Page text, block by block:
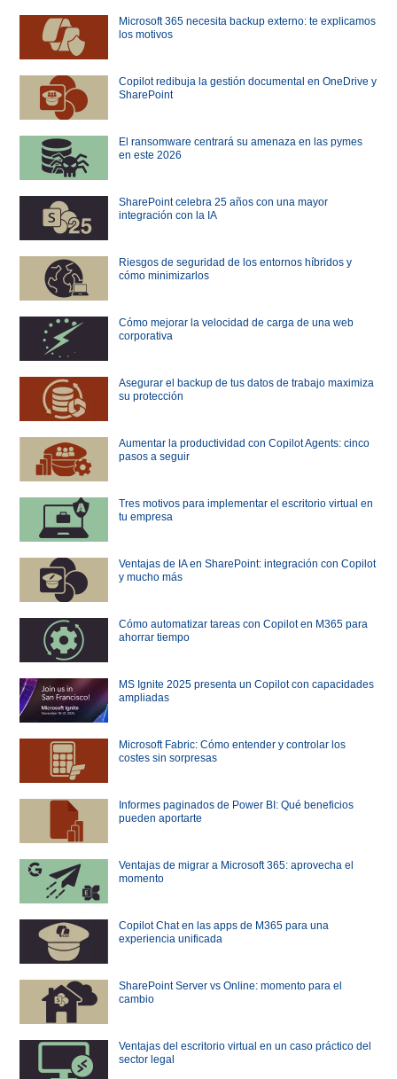
Microsoft 365 necesita backup externo: te explicamos
los motivos
Copilot redibuja la gestión documental en OneDrive y
SharePoint
El ransomware centrará su amenaza en las pymes
en este 2026
SharePoint celebra 25 años con una mayor
integración con la IA
Riesgos de seguridad de los entornos híbridos y
cómo minimizarlos
Cómo mejorar la velocidad de carga de una web
corporativa
Asegurar el backup de tus datos de trabajo maximiza
su protección
Aumentar la productividad con Copilot Agents: cinco
pasos a seguir
Tres motivos para implementar el escritorio virtual en
tu empresa
Ventajas de IA en SharePoint: integración con Copilot
y mucho más
Cómo automatizar tareas con Copilot en M365 para
ahorrar tiempo
MS Ignite 2025 presenta un Copilot con capacidades
ampliadas
Microsoft Fabric: Cómo entender y controlar los
costes sin sorpresas
Informes paginados de Power BI: Qué beneficios
pueden aportarte
Ventajas de migrar a Microsoft 365: aprovecha el
momento
Copilot Chat en las apps de M365 para una
experiencia unificada
SharePoint Server vs Online: momento para el
cambio
Ventajas del escritorio virtual en un caso práctico del
sector legal